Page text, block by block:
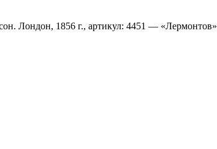
Лондон, 1856 г., артикул: 4451 — «Лермонтов»